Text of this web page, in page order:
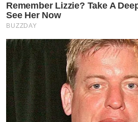
Remember Lizzie? Take A
See Her Now
BUZZDAY